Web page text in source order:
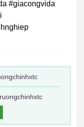
#giacongvida